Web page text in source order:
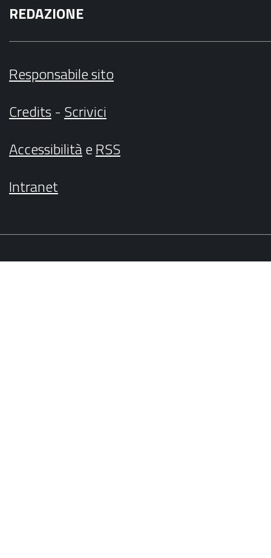
REDAZIONE
Responsabile sito
Credits- Scrivici
AccessibilitàeRSS
Intranet